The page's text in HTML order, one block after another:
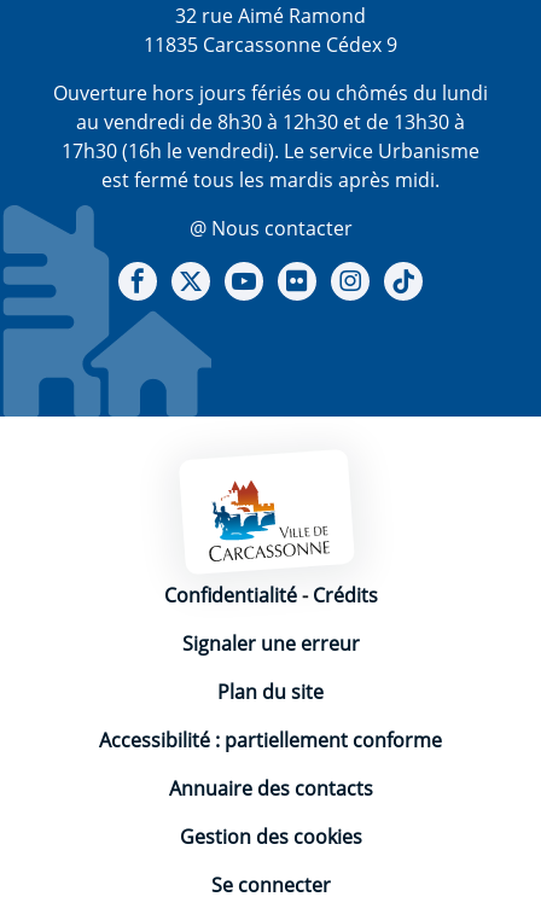
32 rue Aimé Ramond
11835 Carcassonne Cédex 9
Ouverture hors jours fériés ou chômés du lundi
au vendredi de 8h30 à 12h30 et de 13h30 à
17h30 (16h le vendredi). Le service Urbanisme
est fermé tous les mardis après midi.
@ Nous contacter
Notre Facebook
Notre X - (twitter)
Notre chaine Youtube
Notre Gallerie sur Flickr
Notre Instagram
Mentions légales
Confidentialité-Crédits
Signaler une erreur
Plan du site
Accessibilité : partiellement conforme
Annuaire des contacts
Gestion des cookies
Se connecter